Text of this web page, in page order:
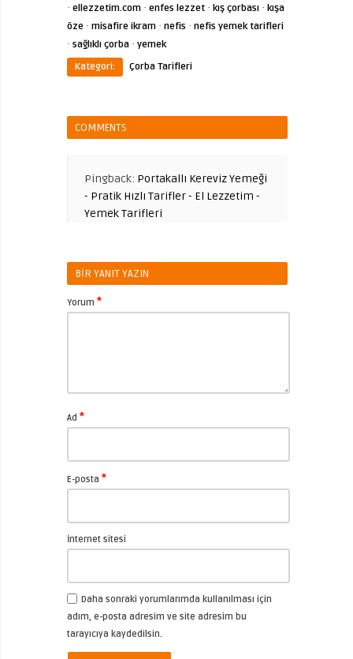
· ellezzetim.com · enfes lezzet · kış çorbası · kışa
öze · misafire ikram · nefis · nefis yemek tarifleri
· sağlıklı çorba · yemek
Kategori:
Çorba Tarifleri
COMMENTS
Pingback: Portakallı Kereviz Yemeği
- Pratik Hızlı Tarifler - El Lezzetim -
Yemek Tarifleri
BIR YANIT YAZIN
Yorum *
Ad *
E-posta *
İnternet sitesi
Daha sonraki yorumlarımda kullanılması için
adım, e-posta adresim ve site adresim bu
tarayıcıya kaydedilsin.